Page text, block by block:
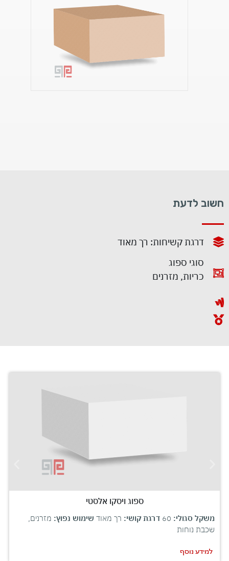
חשוב לדעת
דרגת קשיחות: רך מאוד
סוגי ספוג
כריות, מזרנים
ספוג ויסקו אלסטי
משקל סגולי: דרגת קושי: רך מאוד שימוש נפוץ: מזרנים,
שכבת נוחות
למידע נוסף